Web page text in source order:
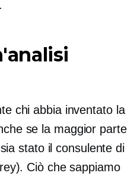
chi abbia inventato la
se la maggior parte
stato il consulente di
Ciò che sappiamo